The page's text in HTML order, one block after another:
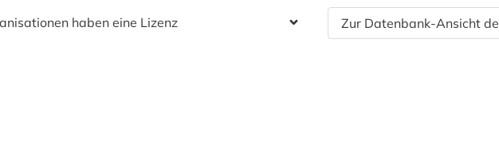
haben eine Lizenz Zur Datenbank-Ansicht